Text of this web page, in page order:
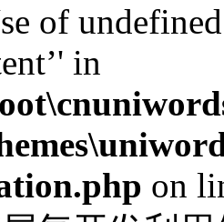
of
in
on